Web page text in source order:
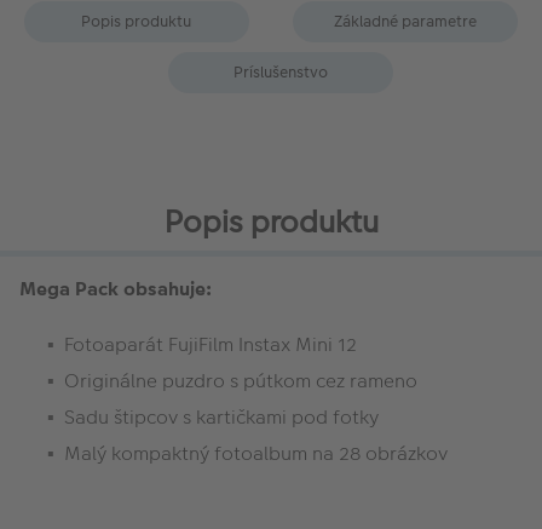
Popis produktu Základné parametre
Príslušenstvo
Popis produktu
Mega Pack obsahuje:
Fotoaparát FujiFilm Instax Mini 12
Originálne puzdro s pútkom cez rameno
Sadu štipcov s kartičkami pod fotky
Malý kompaktný fotoalbum na 28 obrázkov